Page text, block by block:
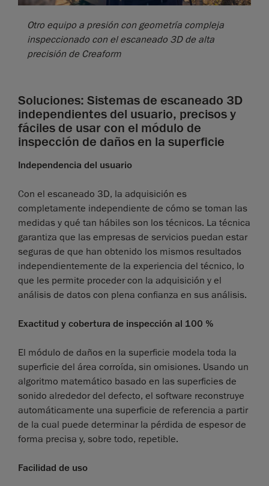
Otro equipo a presión con geometría compleja
inspeccionado con el escaneado 3D de alta
precisión de Creaform
Soluciones: Sistemas de escaneado 3D
independientes del usuario, precisos y
fáciles de usar con el módulo de
inspección de daños en la superficie
Independencia del usuario
Con el escaneado 3D, la adquisición es
completamente independiente de cómo se toman las
medidas y qué tan hábiles son los técnicos. La técnica
garantiza que las empresas de servicios puedan estar
seguras de que han obtenido los mismos resultados
independientemente de la experiencia del técnico, lo
que les permite proceder con la adquisición y el
análisis de datos con plena confianza en sus análisis.
Exactitud y cobertura de inspección al 100 %
El módulo de daños en la superficie modela toda la
superficie del área corroída, sin omisiones. Usando un
algoritmo matemático basado en las superficies de
sonido alrededor del defecto, el software reconstruye
automáticamente una superficie de referencia a partir
de la cual puede determinar la pérdida de espesor de
forma precisa y, sobre todo, repetible.
Facilidad de uso